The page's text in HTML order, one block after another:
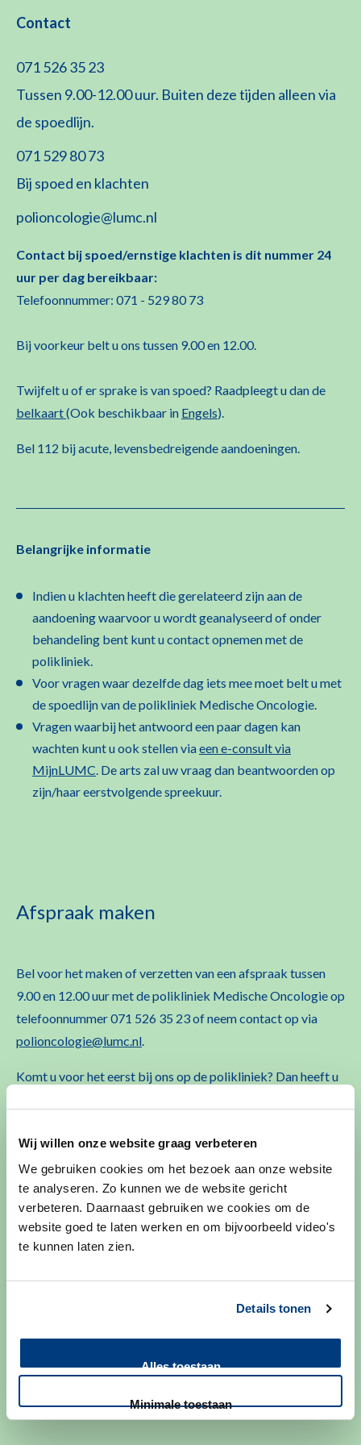
Wij willen onze website graag verbeteren
We gebruiken cookies om het bezoek aan onze website
te analyseren. Zo kunnen we de website gericht
verbeteren. Daarnaast gebruiken we cookies om de
website goed te laten werken en om bijvoorbeeld video's
te kunnen laten zien.
Details tonen
Alles toestaan
Minimale toestaan
Contact
071 526 35 23
Tussen 9.00-12.00 uur. Buiten deze tijden alleen via
de spoedlijn.
071 529 80 73
Bij spoed en klachten
polioncologie@lumc.nl
Contact bij spoed/ernstige klachten is dit nummer 24
uur per dag bereikbaar:
Telefoonnummer: 071 - 529 80 73
Bij voorkeur belt u ons tussen 9.00 en 12.00.
Twijfelt u of er sprake is van spoed? Raadpleegt u dan de
belkaart(Ook beschikbaar in Engels).
Bel 112 bij acute, levensbedreigende aandoeningen.
Belangrijke informatie
Indien u klachten heeft die gerelateerd zijn aan de
aandoening waarvoor u wordt geanalyseerd of onder
behandeling bent kunt u contact opnemen met de
polikliniek.
Voor vragen waar dezelfde dag iets mee moet belt u met
de spoedlijn van de polikliniek Medische Oncologie.
Vragen waarbij het antwoord een paar dagen kan
wachten kunt u ook stellen viaeen e-consult via
MijnLUMC. De arts zal uw vraag dan beantwoorden op
zijn/haar eerstvolgende spreekuur.
Afspraak maken
Bel voor het maken of verzetten van een afspraak tussen
9.00 en 12.00 uur met de polikliniek Medische Oncologieop
telefoonnummer 071 526 35 23 of neem contact op via
polioncologie@lumc.nl.
Komt u voor het eerst bij ons op de polikliniek? Dan heeft u
Voor actuele informatie rondom uw afspraken verwijzen wij
u naar hetpatiëntportaal MijnLUMC.
Meer info over afspraak maken of wijzigen
Second opinion